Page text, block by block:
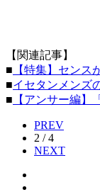
【関連記事】
■ 【特集】セン
■イセタンメンズ
■ 【アンサー編】
PREV
2 / 4
NEXT